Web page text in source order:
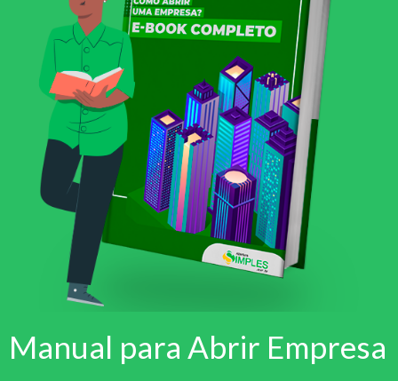
Manual para Abrir Empresa